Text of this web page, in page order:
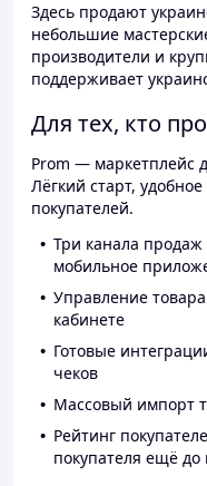
Здесь продают
небольшие
производители и
поддерживает
Для тех, кто
Prom — маркетплейс
Лёгкий старт,
покупателей.
Три канала
мобильное
Управление
кабинете
Готовые
чеков
Массовый импорт
Рейтинг
покупателя ещё до